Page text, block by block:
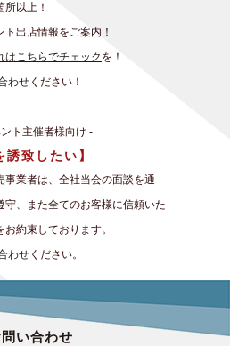
所以上！
ト出店情報をご案内！
はこちらでチェック を！
わせ ください！
ト主催者様向け -
致したい】
事業者は、全社当会の面談を通
守、また全てのお客様に信頼いた
約束しております。
わせ ください。
い合わせ